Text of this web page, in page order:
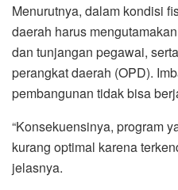
Menurutnya, dalam kondisi
daerah harus
dan tunjangan pegawai,
perangkat daerah (OPD).
pembangunan tidak bisa
“Konsekuensinya, program
kurang optimal karena
jelasnya.